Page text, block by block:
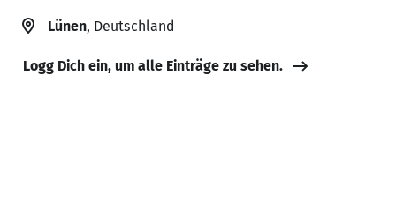
Lünen, Deutschland
Logg Dich ein, um alle Einträge zu sehen.